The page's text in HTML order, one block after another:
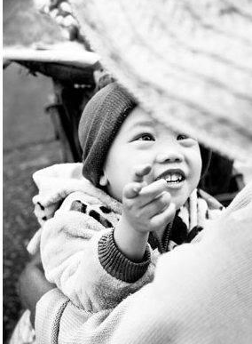
و بی نقص لحظه بسیار لذت بخشی است.
سیلوئت جالب نیز هر سوژه ای مناسب نیست.
می نمایید به شما کمک می کنند در عکاسی
دوربین تا نکات مهم